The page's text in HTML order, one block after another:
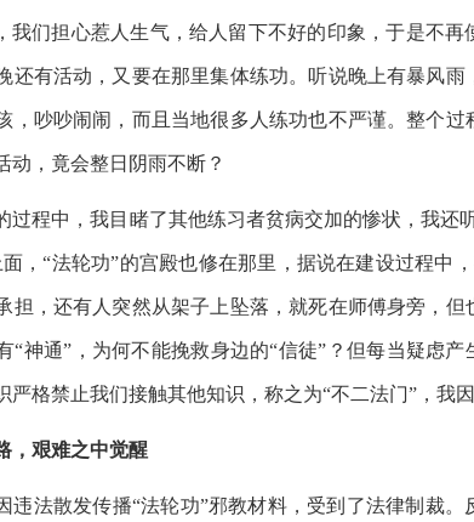
我们担心惹人生气，给人留下不好的印象，于是不
还有活动，又要在那里集体练功。听说晚上有暴风
，吵吵闹闹，而且当地很多人练功也不严谨。整个过
动，竟会整日阴雨不断？
过程中，我目睹了其他练习者贫病交加的惨状，我还
，“法轮功”的宫殿也修在那里，据说在建设过程中
担，还有人突然从架子上坠落，就死在师傅身旁，
“神通”，为何不能挽救身边的“信徒”？但每当疑虑
严格禁止我们接触其他知识，称之为“不二法门”，我
，艰难之中觉醒
违法散发传播“法轮功”邪教材料，受到了法律制裁